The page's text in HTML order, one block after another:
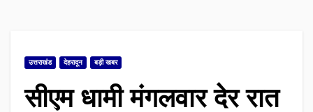
उत्तराखंड देहरादून बड़ी खबर
सीएम धामी मंगलवार देर रात